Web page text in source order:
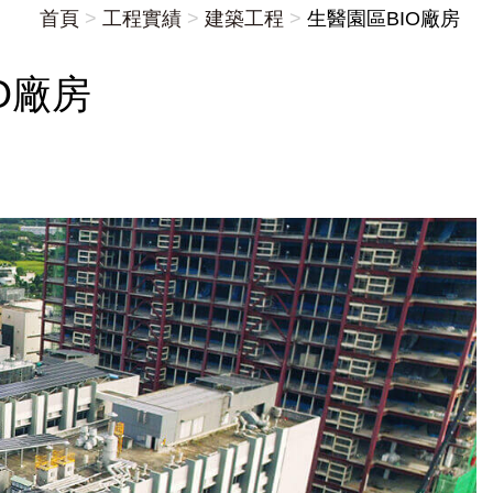
首頁 工程實績 建築工程 生醫園區BIO廠房
廠房